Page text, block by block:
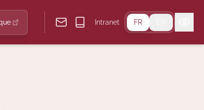
Intranet FR